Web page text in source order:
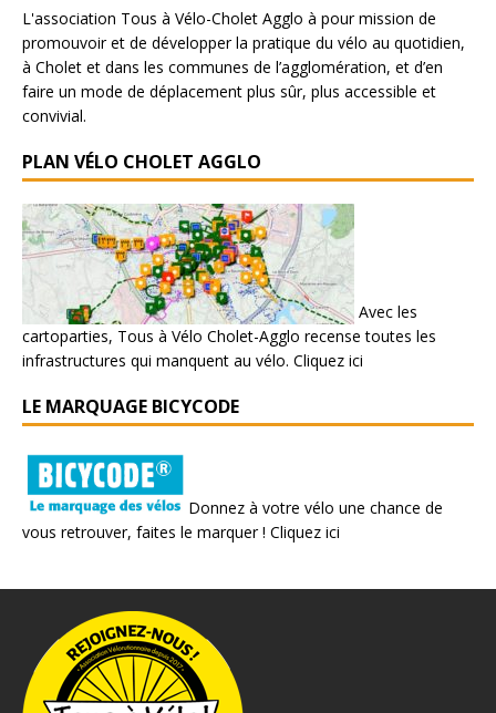
L'association Tous à Vélo-Cholet Agglo à pour mission de
promouvoir et de développer la pratique du vélo au quotidien,
à Cholet et dans les communes de l’agglomération, et d’en
faire un mode de déplacement plus sûr, plus accessible et
convivial.
PLAN VÉLO CHOLET AGGLO
Avec les
cartoparties, Tous à Vélo Cholet-Agglo recense toutes les
infrastructures qui manquent au vélo. Cliquez ici
LE MARQUAGE BICYCODE
Donnez à votre vélo une chance de
vous retrouver, faites le marquer ! Cliquez ici